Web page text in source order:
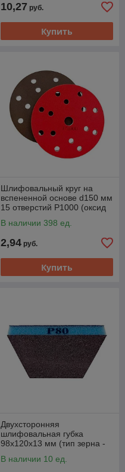
10,27 руб.
Купить
Шлифовальный круг на
вспененной основе d150 мм
15 отверстий P1000 (оксид
FD150P1000
В наличии 398 ед.
2,94 руб.
Купить
Двухсторонняя
шлифовальная губка
98х120х13 мм (тип зерна -
SS80
В наличии 10 ед.